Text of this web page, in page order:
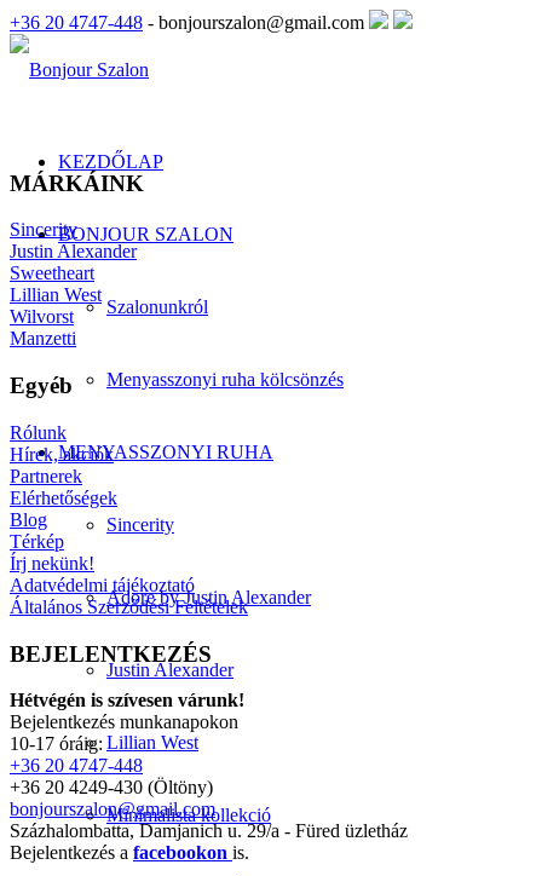
+36 20 4747-448 - bonjourszalon@gmail.com
KEZDŐLAP
BONJOUR SZALON
Szalonunkról
Menyasszonyi ruha kölcsönzés
MENYASSZONYI RUHA
Sincerity
Adore by Justin Alexander
Justin Alexander
Lillian West
Minimalista kollekció
MÁRKÁINK
Sincerity
Justin Alexander
Sweetheart
Lillian West
Wilvorst
Manzetti
Egyéb
Rólunk
Hírek, akciók
Partnerek
Elérhetőségek
Blog
Térkép
Írj nekünk!
Adatvédelmi tájékoztató
Általános Szerződési Feltételek
BEJELENTKEZÉS
Hétvégén is szívesen várunk!
Bejelentkezés munkanapokon
10-17 óráig:
+36 20 4747-448
+36 20 4249-430 (Öltöny)
bonjourszalon@gmail.com
Százhalombatta, Damjanich u. 29/a - Füred üzletház
Bejelentkezés a facebookon is.